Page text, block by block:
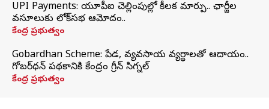
UPI Payments: యూపీఐ చెల్లింపుల్లో కీలక మార్పు.. ఛార్జీల
వసూలుకు లోక్‌సభ ఆమోదం..
కేంద్ర ప్రభుత్వం
Gobardhan Scheme: పేడ, వ్యవసాయ వ్యర్థాలతో ఆదాయం..
గోబర్‌ధన్ పథకానికి కేంద్రం గ్రీన్ సిగ్నల్
కేంద్ర ప్రభుత్వం